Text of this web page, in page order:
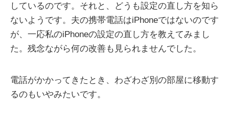
しているのです。それと、どうも設定の直し方を知ら
ないようです。夫の携帯電話はiPhoneではないのです
が、一応私のiPhoneの設定の直し方を教えてみまし
た。残念ながら何の改善も見られませんでした。
電話がかかってきたとき、わざわざ別の部屋に移動す
るのもいやみたいです。